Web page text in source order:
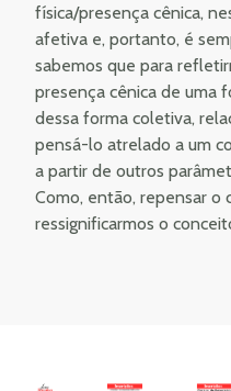
física/presença cênica,
afetiva e, portanto, é
sabemos que para
presença cênica de uma
dessa forma coletiva,
pensá-lo atrelado a um
a partir de outros
Como, então, repensar o
ressignificarmos o